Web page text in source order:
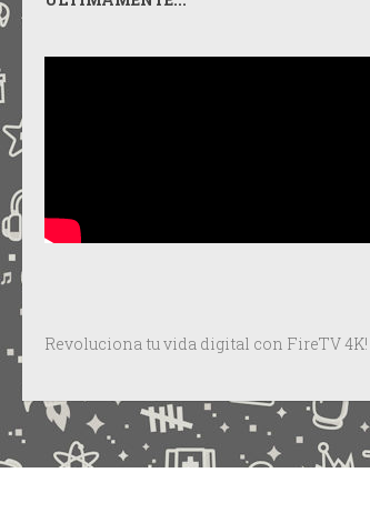
Revoluciona tu vida digital con FireTV 4K!